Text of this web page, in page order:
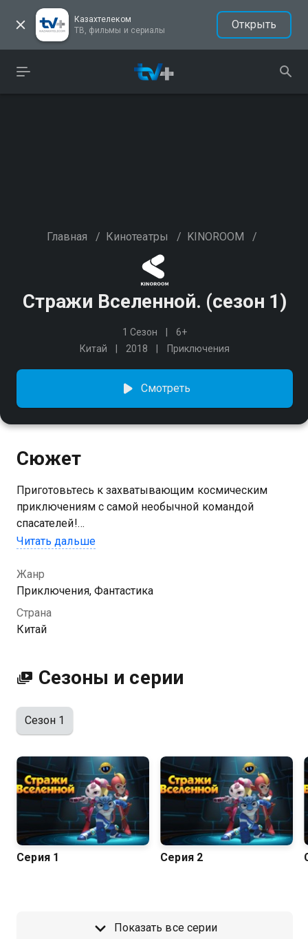
Казахтелеком
ТВ, фильмы и сериалы
Открыть
Главная / Кинотеатры / KINOROOM /
Стражи Вселенной. (сезон 1)
1 Сезон
6+
Китай
2018 Приключения
Смотреть
Сюжет
Приготовьтесь к захватывающим космическим
приключениям с самой необычной командой
спасателей!
Вселенной. вы можете совершенно бесплатно в
хорошем HD качестве на Казахтелеком
Читать дальше
Жанр
Приключения, Фантастика
Страна
Китай
Сезоны и серии
Сезон 1
Серия 1 Серия 2
Показать все серии